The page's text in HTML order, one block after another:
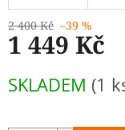
2 400 Kč –39 %
1 449 Kč
cena:
SKLADEM (1